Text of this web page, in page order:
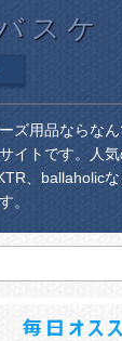
スケ
ズ用品ならな
イトです。人気
、ballaholic
。